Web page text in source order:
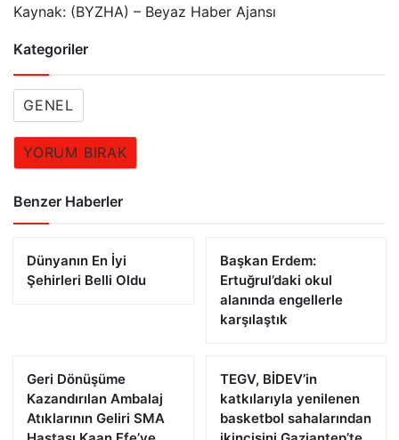
Kaynak: (BYZHA) – Beyaz Haber Ajansı
Kategoriler
GENEL
YORUM BIRAK
Benzer Haberler
Dünyanın En İyi
Şehirleri Belli Oldu
Başkan Erdem:
Ertuğrul’daki okul
alanında engellerle
karşılaştık
Geri Dönüşüme
Kazandırılan Ambalaj
Atıklarının Geliri SMA
TEGV, BİDEV’in
katkılarıyla yenilenen
basketbol sahalarından